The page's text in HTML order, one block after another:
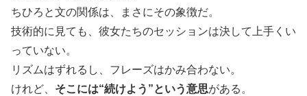
ちひろと文の関係は、まさにその象徴だ。
技術的に見ても、彼女たちのセッションは決して上手くい
っていない。
リズムはずれるし、フレーズはかみ合わない。
けれど、 そこには“続けよう”という意思がある。